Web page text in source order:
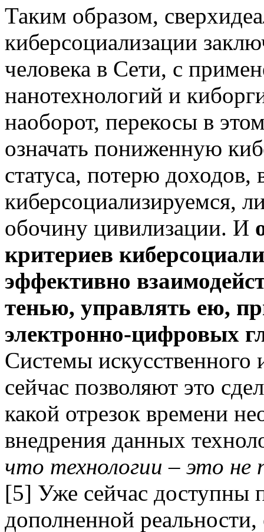
Таким образом,
киберсоциализации
человека в Сети, с
нанотехнологий и
наоборот, перекосы в
означать пониженную
статуса, потерю
киберсоциализируемся,
обочину цивилизации. И
критериев
эффективно
тенью, управлять ею,
электронно-цифровых
Системы искусственного
сейчас позволяют это
какой отрезок времени
внедрения данных
что технологии – это не
[5] Уже сейчас доступны
дополненной